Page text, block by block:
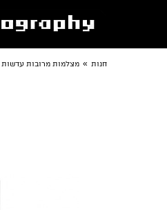
חנות » מצלמות מרובות עדשות